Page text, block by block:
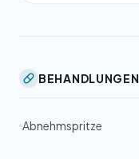
BEHANDLUNGEN
Abnehmspritze